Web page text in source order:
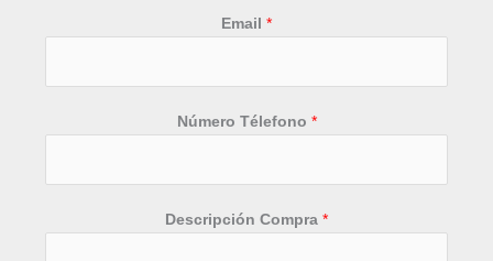
T
l
e
f
n
o
Email *
Número Télefono *
Descripción Compra *